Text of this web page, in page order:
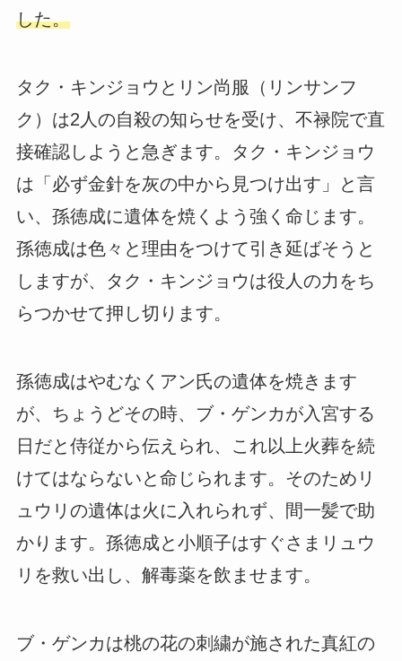
した。
タク・キンジョウとリン尚服（リンサンフ
ク）は2人の自殺の知らせを受け、不禄院で直
接確認しようと急ぎます。タク・キンジョウ
は「必ず金針を灰の中から見つけ出す」と言
い、孫徳成に遺体を焼くよう強く命じます。
孫徳成は色々と理由をつけて引き延ばそうと
しますが、タク・キンジョウは役人の力をち
らつかせて押し切ります。
孫徳成はやむなくアン氏の遺体を焼きます
が、ちょうどその時、ブ・ゲンカが入宮する
日だと侍従から伝えられ、これ以上火葬を続
けてはならないと命じられます。そのためリ
ュウリの遺体は火に入れられず、間一髪で助
かります。孫徳成と小順子はすぐさまリュウ
リを救い出し、解毒薬を飲ませます。
ブ・ゲンカは桃の花の刺繍が施された真紅の